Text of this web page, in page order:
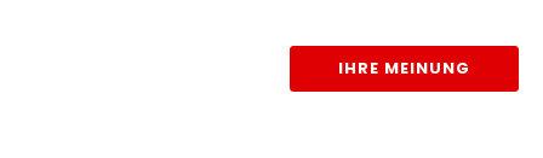
IHRE MEINUNG